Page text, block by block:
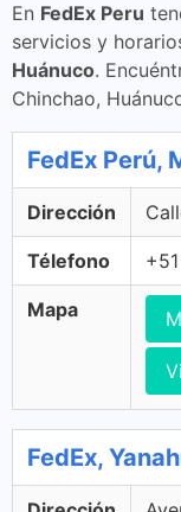
En FedEx Peru
servicios y
Huánuco.
Chinchao,
FedEx Perú,
Dirección
Télefono
Mapa
FedEx,